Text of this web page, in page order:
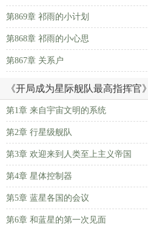
第869章 祁雨的小计划
第868章 祁雨的小心思
第867章 关系户
《开局成为星际舰队最高指挥官
第1章 来自宇宙文明的系统
第2章 行星级舰队
第3章 欢迎来到人类至上主义帝国
第4章 星体控制器
第5章 蓝星各国的会议
第6章 和蓝星的第一次见面